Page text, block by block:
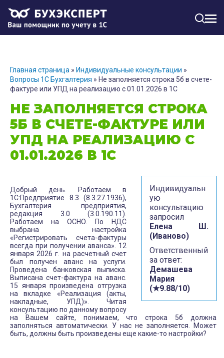
Главная страница » Индивидуальные консультации »
Вопросы 1С Бухгалтерия » Не заполняется строка 5б в счете-
фактуре или УПД на реализацию с 01.01.2026 в 1С
НЕ ЗАПОЛНЯЕТСЯ СТРОКА
5Б В СЧЕТЕ-ФАКТУРЕ ИЛИ
УПД НА РЕАЛИЗАЦИЮ С
01.01.2026 В 1С
Индивидуальн
ую
консультацию
запросил
Елена Ш.
(Иваново)
Ответственный
за ответ:
Демашева
Мария
(★9.88/10)
Добрый день. Работаем в
1С:Предприятие 8.3 (8.3.27.1936),
Бухгалтерия предприятия,
редакция 3.0 (3.0.190.11).
Работаем на ОСНО. По НДС
выбрана настройка
«Регистрировать счета-фактуры
всегда при получении аванса». 12
января 2026 г. на расчетный счет
был получен аванс на услуги.
Проведена банковская выписка.
Выписана счет-фактура на аванс.
15 января произведена отгрузка
на вкладке «Реализация (акты,
накладные, УПД)». Читая
консультацию по данному вопросу
на Вашем сайте, понимаем, что строка 5б должна
заполняться автоматически. У нас не заполняется. Может
быть, должны быть произведены еще какие-то настройки?